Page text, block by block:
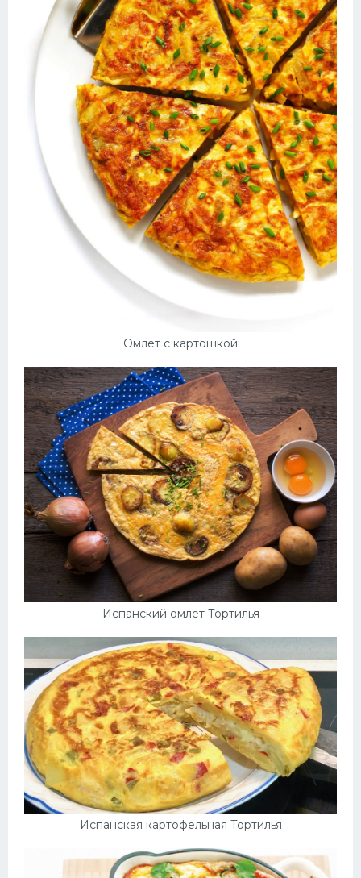
Омлет с картошкой
Испанский омлет Тортилья
Испанская картофельная Тортилья